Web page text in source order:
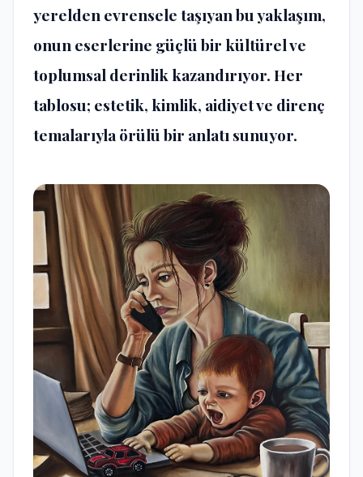
yerelden evrensele taşıyan bu yaklaşım,
onun eserlerine güçlü bir kültürel ve
toplumsal derinlik kazandırıyor. Her
tablosu; estetik, kimlik, aidiyet ve direnç
temalarıyla örülü bir anlatı sunuyor.